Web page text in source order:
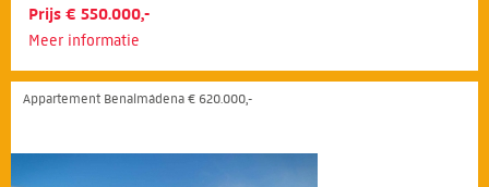
Prijs € 550.000,-
Meer informatie
Appartement Benalmádena € 620.000,-